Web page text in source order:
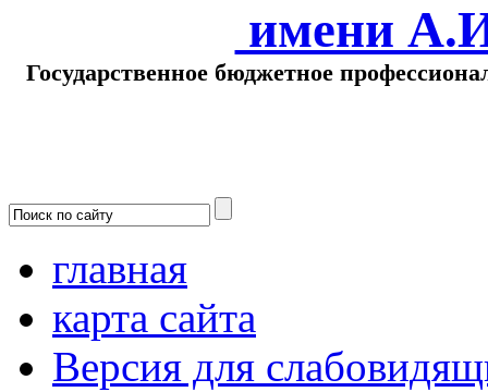
имени
Государственное бюджетное
главная
карта сайта
Версия для